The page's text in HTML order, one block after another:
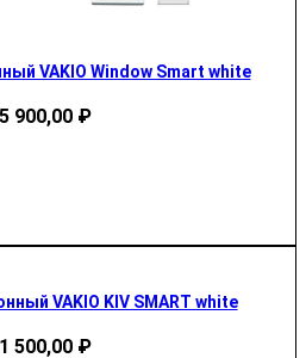
VAKIO Window Smart white
900,00 ₽
VAKIO KIV SMART white
500,00 ₽